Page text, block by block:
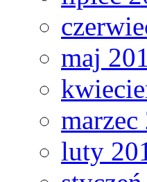
maj
marzec
luty